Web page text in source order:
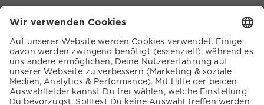
SERVICE
KUNDENSERVICE